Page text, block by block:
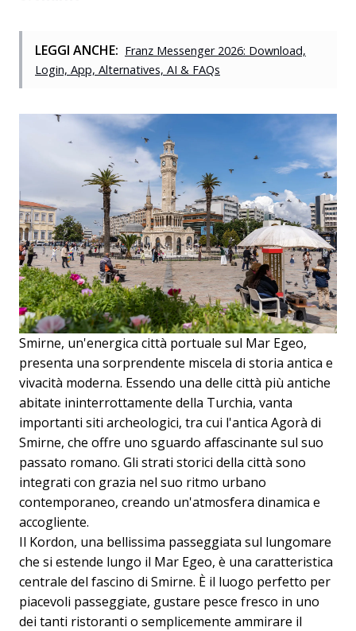
LEGGI ANCHE: Franz Messenger 2026: Download,
Login, App, Alternatives, AI & FAQs
Smirne, un'energica città portuale sul Mar Egeo,
presenta una sorprendente miscela di storia antica e
vivacità moderna. Essendo una delle città più antiche
abitate ininterrottamente della Turchia, vanta
importanti siti archeologici, tra cui l'antica Agorà di
Smirne, che offre uno sguardo affascinante sul suo
passato romano. Gli strati storici della città sono
integrati con grazia nel suo ritmo urbano
contemporaneo, creando un'atmosfera dinamica e
accogliente.
Il Kordon, una bellissima passeggiata sul lungomare
che si estende lungo il Mar Egeo, è una caratteristica
centrale del fascino di Smirne. È il luogo perfetto per
piacevoli passeggiate, gustare pesce fresco in uno
dei tanti ristoranti o semplicemente ammirare il